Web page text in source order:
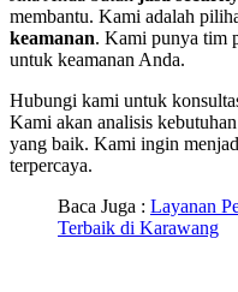
membantu. Kami adalah
keamanan. Kami punya tim
untuk keamanan Anda.
Hubungi kami untuk
Kami akan analisis
yang baik. Kami ingin
terpercaya.
Baca Juga : Layanan
Terbaik di Karawang